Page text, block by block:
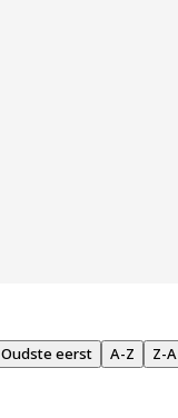
Oudste eerst A-Z Z-A